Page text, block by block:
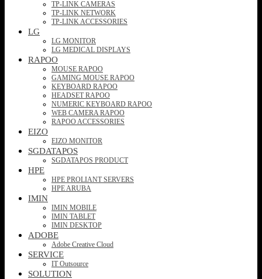
TP-LINK CAMERAS
TP-LINK NETWORK
TP-LINK ACCESSORIES
LG
LG MONITOR
LG MEDICAL DISPLAYS
RAPOO
MOUSE RAPOO
GAMING MOUSE RAPOO
KEYBOARD RAPOO
HEADSET RAPOO
NUMERIC KEYBOARD RAPOO
WEB CAMERA RAPOO
RAPOO ACCESSORIES
EIZO
EIZO MONITOR
SGDATAPOS
SGDATAPOS PRODUCT
HPE
HPE PROLIANT SERVERS
HPE ARUBA
IMIN
IMIN MOBILE
IMIN TABLET
IMIN DESKTOP
ADOBE
Adobe Creative Cloud
SERVICE
IT Outsource
SOLUTION